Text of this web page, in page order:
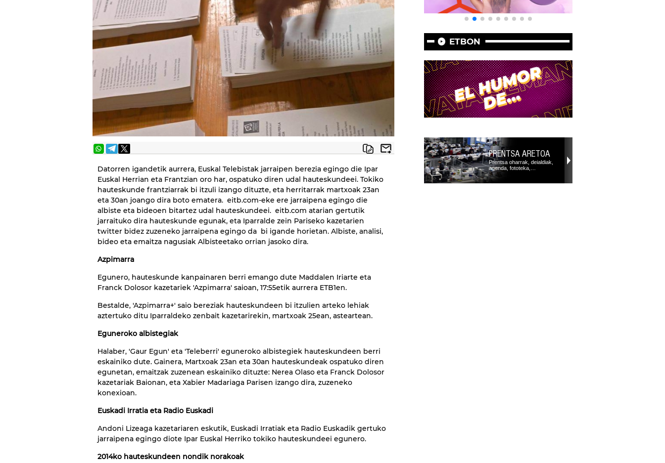
Datorren igandetik aurrera, Euskal Telebistak jarraipen berezia egingo die Ipar
Euskal Herrian eta Frantzian oro har, ospatuko diren udal hauteskundeei. Tokiko
hauteskunde frantziarrak bi itzuli izango dituzte, eta herritarrak martxoak 23an
eta 30an joango dira boto ematera. eitb.com-eke ere jarraipena egingo die
albiste eta bideoen bitartez udal hauteskundeei. eitb.com atarian gertutik
jarraituko dira hauteskunde egunak, eta Iparralde zein Pariseko kazetarien
twitter bidez zuzeneko jarraipena egingo da bi igande horietan. Albiste, analisi,
bideo eta emaitza nagusiak Albisteetako orrian jasoko dira.
Azpimarra
Egunero, hauteskunde kanpainaren berri emango dute Maddalen Iriarte eta
Franck Dolosor kazetariek 'Azpimarra' saioan, 17:55etik aurrera ETB1en.
Bestalde, 'Azpimarra+' saio bereziak hauteskundeen bi itzulien arteko lehiak
aztertuko ditu Iparraldeko zenbait kazetarirekin, martxoak 25ean, asteartean.
Eguneroko albistegiak
Halaber, 'Gaur Egun' eta 'Teleberri' eguneroko albistegiek hauteskundeen berri
eskainiko dute. Gainera, Martxoak 23an eta 30an hauteskundeak ospatuko diren
egunetan, emaitzak zuzenean eskainiko dituzte: Nerea Olaso eta Franck Dolosor
kazetariak Baionan, eta Xabier Madariaga Parisen izango dira, zuzeneko
konexioan.
Euskadi Irratia eta Radio Euskadi
Andoni Lizeaga kazetariaren eskutik, Euskadi Irratiak eta Radio Euskadik gertuko
jarraipena egingo diote Ipar Euskal Herriko tokiko hauteskundeei egunero.
2014ko hauteskundeen nondik norakoak
ETBON
PRENTSA ARETOA
Prentsa oharrak, deialdiak,
agenda, fototeka,…